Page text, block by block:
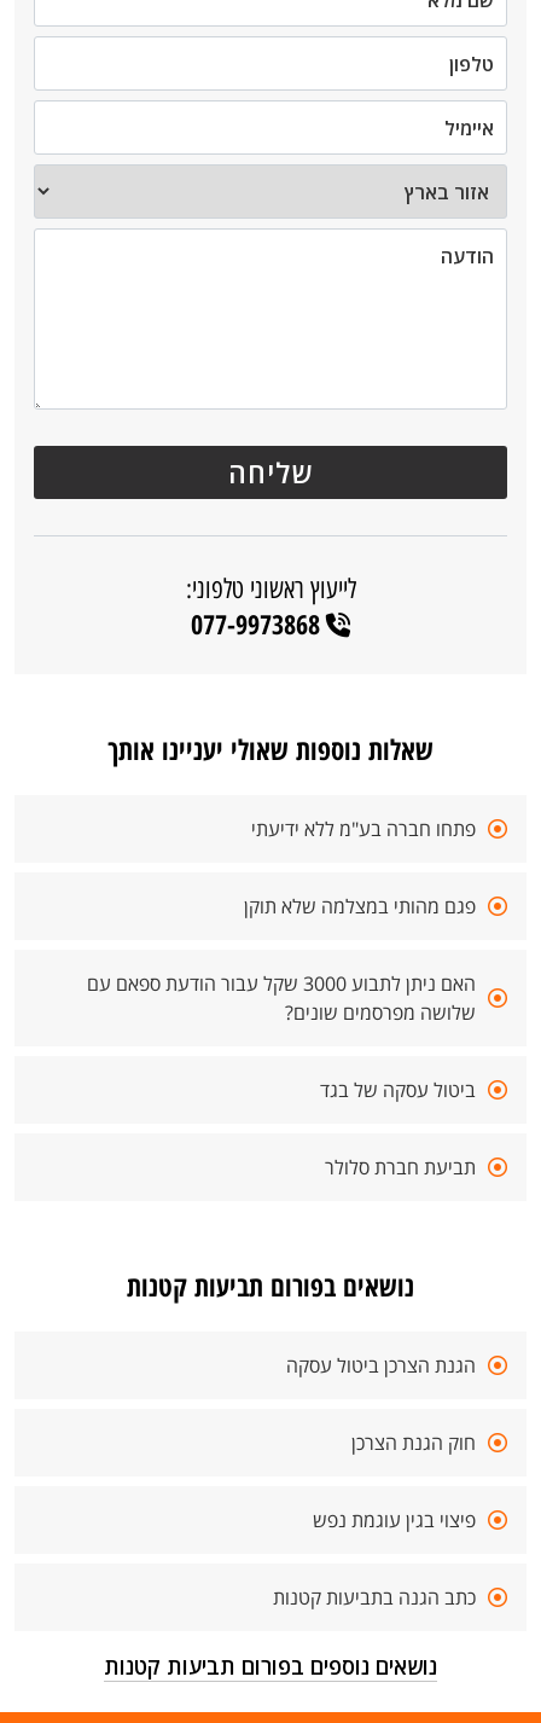
לייעוץ ראשוני טלפוני:
077-9973868
שאלות נוספות שאולי יעניינו אותך
פתחו חברה בע"מ ללא ידיעתי
פגם מהותי במצלמה שלא תוקן
האם ניתן לתבוע 3000 שקל עבור הודעת ספאם עם
שלושה מפרסמים שונים?
ביטול עסקה של בגד
תביעת חברת סלולר
נושאים בפורום תביעות קטנות
הגנת הצרכן ביטול עסקה
חוק הגנת הצרכן
פיצוי בגין עוגמת נפש
כתב הגנה בתביעות קטנות
נושאים נוספים בפורום תביעות קטנות